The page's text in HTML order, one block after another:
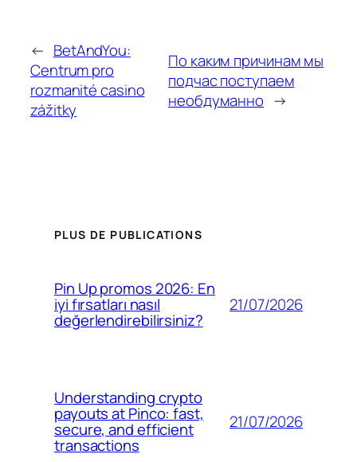
← BetAndYou:
Centrum pro
rozmanité casino
zážitky
По каким причинам мы
подчас поступаем
необдуманно →
PLUS DE PUBLICATIONS
Pin Up promos 2026: En
iyi fırsatları nasıl
değerlendirebilirsiniz?
21/07/2026
Understanding crypto
payouts at Pinco: fast,
secure, and efficient
transactions
21/07/2026